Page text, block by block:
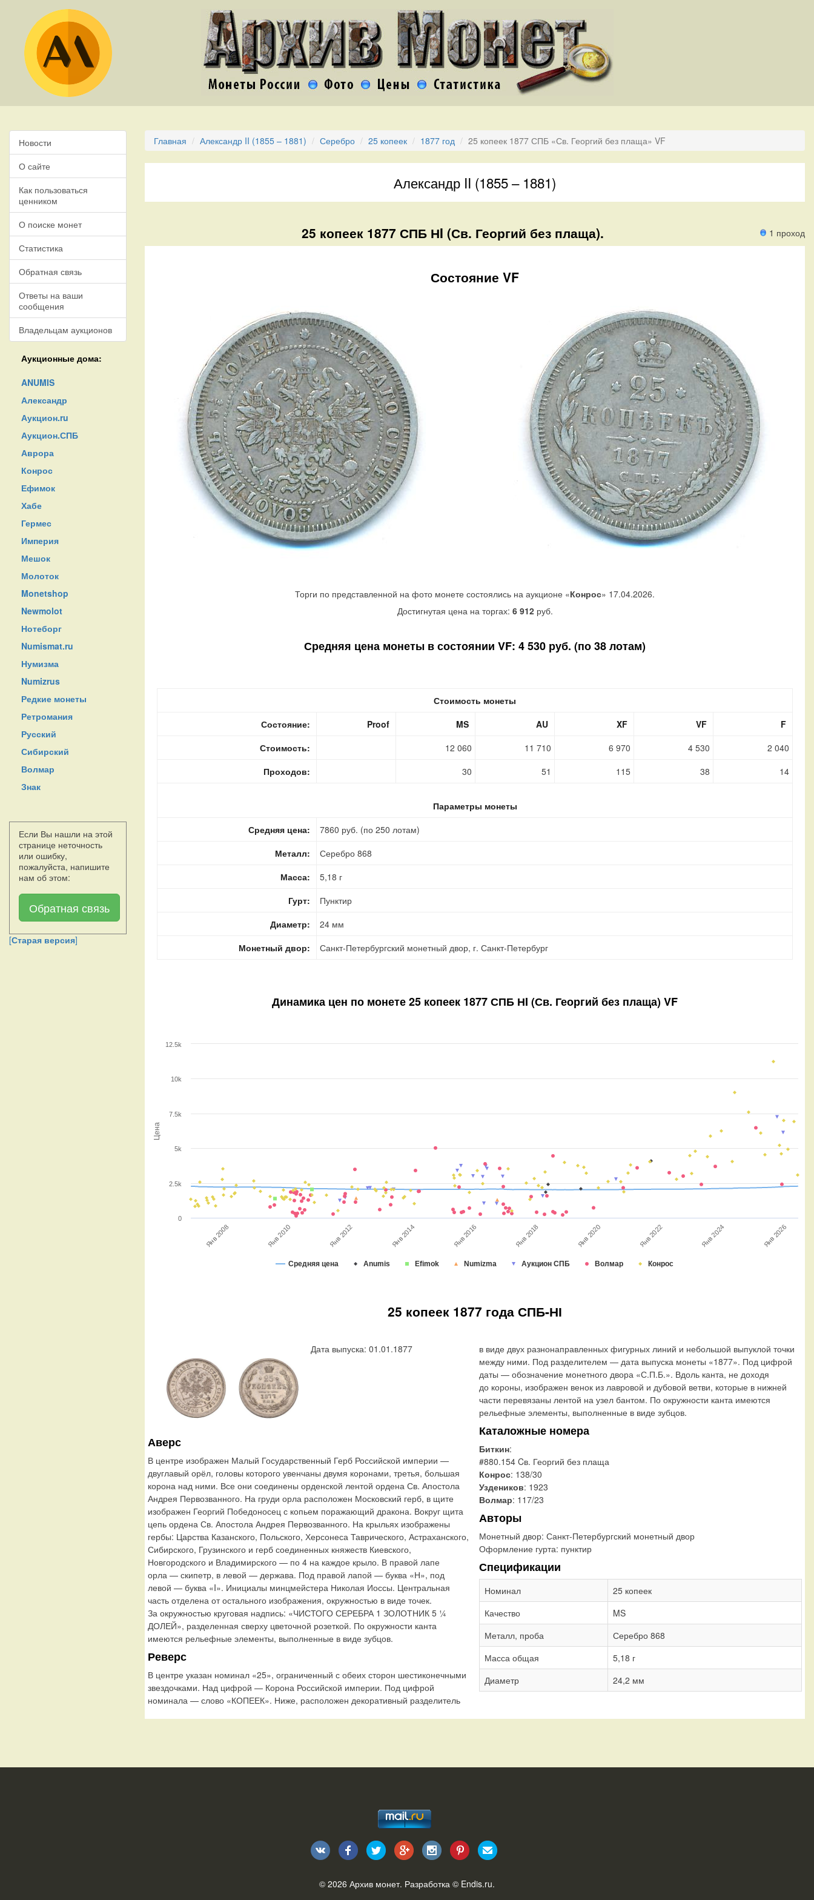
Новости
О сайте
Как пользоваться
ценником
О поиске монет
Статистика
Обратная связь
Ответы на ваши
сообщения
Владельцам аукционов
Аукционные дома:
ANUMIS
Александр
Аукцион.ru
Аукцион.СПБ
Аврора
Конрос
Ефимок
Хабе
Гермес
Империя
Мешок
Молоток
Monetshop
Newmolot
Нотеборг
Numismat.ru
Нумизма
Numizrus
Редкие монеты
Ретромания
Русский
Сибирский
Волмар
Знак
Если Вы нашли на этой
странице неточность
или ошибку,
пожалуйста, напишите
нам об этом:
Обратная связь
[Старая версия]
Главная Александр II (1855 – 1881) Серебро 25 копеек 1877 год 25 копеек 1877 СПБ «Св. Георгий без плаща» VF
Александр II (1855 – 1881)
1 проход
25 копеек 1877 СПБ НI (Св. Георгий без плаща).
Состояние VF
Торги по представленной на фото монете состоялись на аукционе «Конрос» 17.04.2026.
Достигнутая цена на торгах: 6 912руб.
Средняя цена монеты в состоянии VF: 4 530 руб. (по 38 лотам)
Стоимость монеты
Состояние:
Proof MS AU XF VF
F
Стоимость:
12 060 11 710 6 970 4 530
2 040
Проходов:
30 51 115 38 14
Параметры монеты
Средняя цена:
7860 руб. (по 250 лотам)
Металл:
Серебро 868
Масса:
5,18 г
Гурт:
Пунктир
Диаметр:
24 мм
Монетный двор:
Санкт-Петербургский монетный двор, г. Санкт-Петербург
Динамика цен по монете25 копеек 1877 СПБ НI (Св. Георгий без плаща) VF
Цена
Средняя цена Anumis Efimok Numizma Аукцион СПБ Волмар Конрос
Янв 2008 Янв 2010 Янв 2012 Янв 2014 Янв 2016 Янв 2018 Янв 2020 Янв 2022 Янв 2024 Янв 2026
0
2.5k
5k
7.5k
10k
12.5k
25 копеек 1877 года СПБ-НІ
Дата выпуска: 01.01.1877
Аверс
В центре изображен Малый Государственный Герб Российской империи —
двуглавый орёл, головы которого увенчаны двумя коронами, третья, большая
корона над ними. Все они соединены орденской лентой ордена Св. Апостола
Андрея Первозванного. На груди орла расположен Московский герб, в щите
изображен Георгий Победоносец с копьем поражающий дракона. Вокруг щита
цепь ордена Св. Апостола Андрея Первозванного. На крыльях изображены
гербы: Царства Казанского, Польского, Херсонеса Таврического, Астраханского,
Сибирского, Грузинского и герб соединенных княжеств Киевского,
Новгородского и Владимирского — по 4 на каждое крыло. В правой лапе
орла — скипетр, в левой — держава. Под правой лапой — буква «Н», под
левой — буква «I». Инициалы минцмейстера Николая Иоссы. Центральная
часть отделена от остального изображения, окружностью в виде точек.
За окружностью круговая надпись: «ЧИСТОГО СЕРЕБРА 1 ЗОЛОТНИК 5 ¼
ДОЛЕЙ», разделенная сверху цветочной розеткой. По окружности канта
имеются рельефные элементы, выполненные в виде зубцов.
Реверс
В центре указан номинал «25», ограниченный с обеих сторон шестиконечными
звездочками. Над цифрой — Корона Российской империи. Под цифрой
номинала — слово «КОПЕЕК». Ниже, расположен декоративный разделитель
в виде двух разнонаправленных фигурных линий и небольшой выпуклой точки
между ними. Под разделителем — дата выпуска монеты «1877». Под цифрой
даты — обозначение монетного двора «С.П.Б.». Вдоль канта, не доходя
до короны, изображен венок из лавровой и дубовой ветви, которые в нижней
части перевязаны лентой на узел бантом. По окружности канта имеются
рельефные элементы, выполненные в виде зубцов.
Каталожные номера
Биткин:
#880.154 Cв. Георгий без плаща
Конрос: 138/30
Уздеников: 1923
Волмар: 117/23
Авторы
Монетный двор: Санкт-Петербургский монетный двор
Оформление гурта: пунктир
Спецификации
Номинал
25 копеек
Качество
MS
Металл, проба
Серебро 868
Масса общая
5,18 г
Диаметр
24,2 мм
© 2026 Архив монет. Разработка © Endis.ru.